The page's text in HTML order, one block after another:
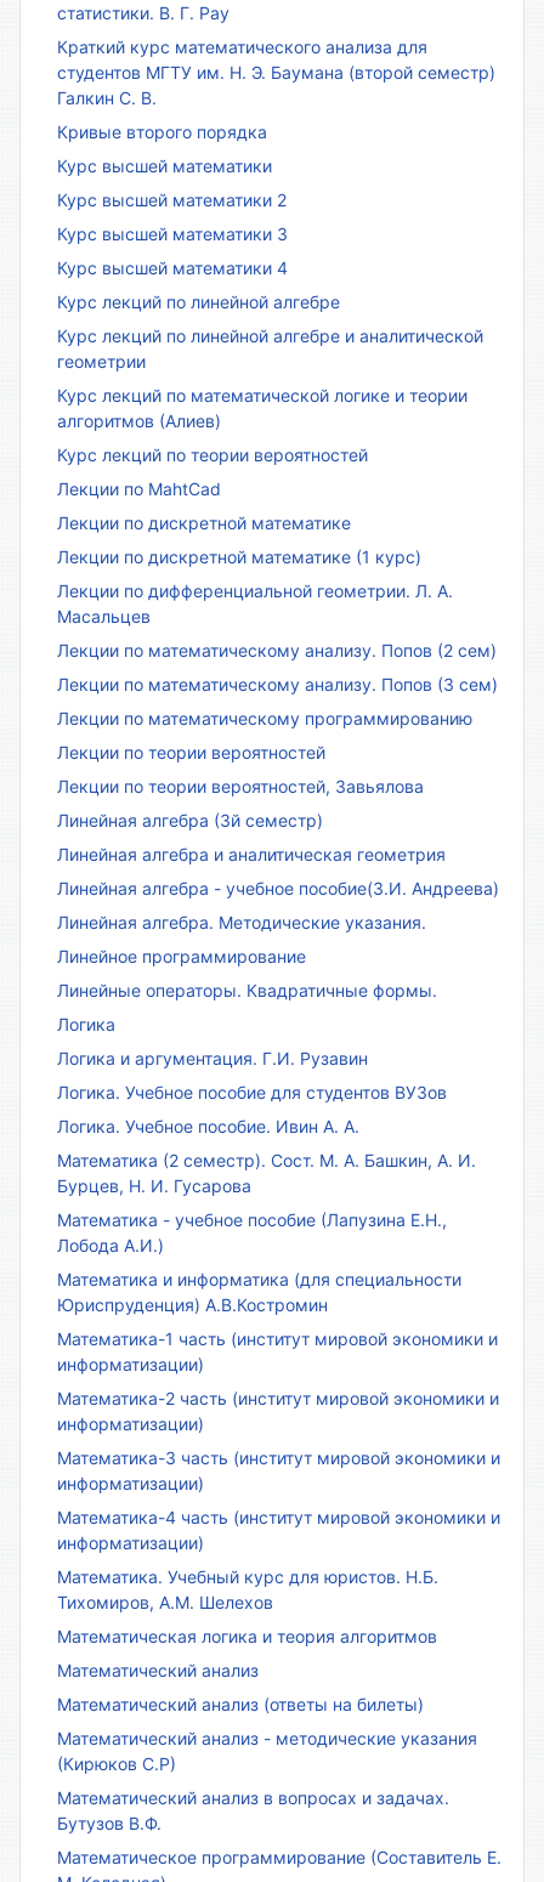
статистики. В. Г. Рау
Краткий курс математического анализа для
студентов МГТУ им. Н. Э. Баумана (второй семестр)
Галкин С. В.
Кривые второго порядка
Курс высшей математики
Курс высшей математики 2
Курс высшей математики 3
Курс высшей математики 4
Курс лекций по линейной алгебре
Курс лекций по линейной алгебре и аналитической
геометрии
Курс лекций по математической логике и теории
алгоритмов (Алиев)
Курс лекций по теории вероятностей
Лекции по MahtCad
Лекции по дискретной математике
Лекции по дискретной математике (1 курс)
Лекции по дифференциальной геометрии. Л. А.
Масальцев
Лекции по математическому анализу. Попов (2 сем)
Лекции по математическому анализу. Попов (3 сем)
Лекции по математическому программированию
Лекции по теории вероятностей
Лекции по теории вероятностей, Завьялова
Линейная алгебра (3й семестр)
Линейная алгебра и аналитическая геометрия
Линейная алгебра - учебное пособие(З.И. Андреева)
Линейная алгебра. Методические указания.
Линейное программирование
Линейные операторы. Квадратичные формы.
Логика
Логика и аргументация. Г.И. Рузавин
Логика. Учебное пособие для студентов ВУЗов
Логика. Учебное пособие. Ивин А. А.
Математика (2 семестр). Сост. М. А. Башкин, А. И.
Бурцев, Н. И. Гусарова
Математика - учебное пособие (Лапузина Е.Н.,
Лобода А.И.)
Математика и информатика (для специальности
Юриспруденция) А.В.Костромин
Математика-1 часть (институт мировой экономики и
информатизации)
Математика-2 часть (институт мировой экономики и
информатизации)
Математика-3 часть (институт мировой экономики и
информатизации)
Математика-4 часть (институт мировой экономики и
информатизации)
Математика. Учебный курс для юристов. Н.Б.
Тихомиров, А.М. Шелехов
Математическая логика и теория алгоритмов
Математический анализ
Математический анализ (ответы на билеты)
Математический анализ - методические указания
(Кирюков С.Р)
Математический анализ в вопросах и задачах.
Бутузов В.Ф.
Математическое программирование (Составитель Е.